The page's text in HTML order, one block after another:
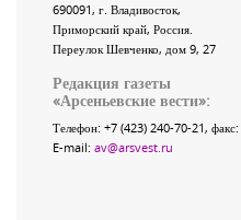
690091, г. Владивосток,
Приморский край, Россия.
Переулок Шевченко, дом 9, 27
Редакция газеты
«Арсеньевские вести»:
Телефон: +7 (423) 240-70-21, факс:
E-mail: av@arsvest.ru